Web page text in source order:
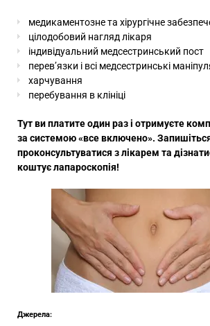
медикаментозне та хірургічне
цілодобовий нагляд лікаря
індивідуальний медсестринський пост
перев’язки і всі медсестринські
харчування
перебування в клініці
Тут ви платите один раз і отримуєте
за системою «все включено».
проконсультуватися з лікарем та
коштує лапароскопія!
Джерела: